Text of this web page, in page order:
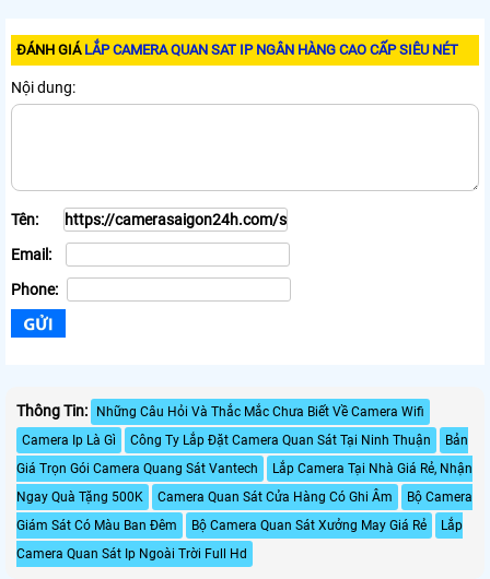
ĐÁNH GIÁ LẮP CAMERA QUAN SAT IP NGÂN HÀNG CAO CẤP SIÊU NÉT
Nội dung:
Tên:
Email:
Phone:
Thông Tin:
Những Câu Hỏi Và Thắc Mắc Chưa Biết Về Camera Wifi
Camera Ip Là Gì
Công Ty Lắp Đặt Camera Quan Sát Tại Ninh Thuận
Bản
Giá Trọn Gói Camera Quang Sát Vantech
Lắp Camera Tại Nhà Giá Rẻ, Nhận
Ngay Quà Tặng 500K
Camera Quan Sát Cửa Hàng Có Ghi Âm
Bộ Camera
Giám Sát Có Màu Ban Đêm
Bộ Camera Quan Sát Xưởng May Giá Rẻ
Lắp
Camera Quan Sát Ip Ngoài Trời Full Hd